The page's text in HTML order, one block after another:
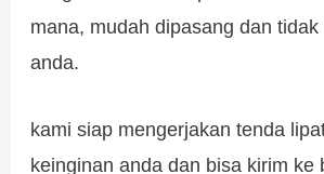
mana, mudah dipasang dan
anda.
kami siap mengerjakan tenda
keinginan anda dan bisa kirim ke